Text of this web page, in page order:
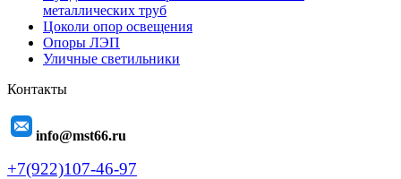
металлических труб
Цоколи опор освещения
Опоры ЛЭП
Уличные светильники
Контакты
info@mst66.ru
+7(922)107-46-97